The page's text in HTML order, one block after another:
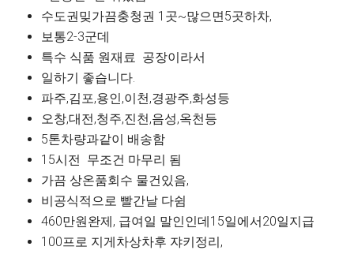
수도권밎가끔충청권 1곳~많으면5곳하차,
보통2-3군데
특수 식품 원재료 공장이라서
일하기 좋습니다.
파주,김포,용인,이천,경광주,화성등
오창,대전,청주,진천,음성,옥천등
5톤차량과같이 배송함
15시전 무조건 마무리 됨
가끔 상온품회수 물건있음,
비공식적으로 빨간날 다쉼
460만원완제, 급여일 말인인데15일에서20일지급
100프로 지게차상차후 쟈키정리,